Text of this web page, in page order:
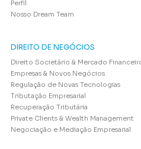
Perfil
Nosso Dream Team
DIREITO DE NEGÓCIOS
Direito Societário & Mercado
Empresas & Novos Negócios
Regulação de Novas Tecnologias
Tributação Empresarial
Recuperação Tributária
Private Clients & Wealth Management
Negociação e Mediação Empresarial